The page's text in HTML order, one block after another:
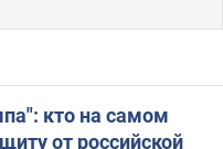
кто на самом
от российской